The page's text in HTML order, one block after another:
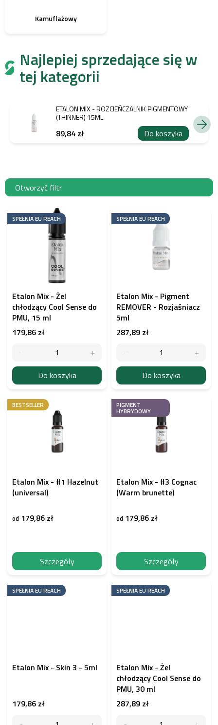
Kamuflażowy
Najlepiej sprzedające się w
tej kategorii
ETALON MIX - ROZCIEŃCZALNIK PIGMENTOWY
(THINNER) 15ML
89,84 zł Do koszyka
Otworzyć filtr
L
SPEŁNIA EU REACH
Etalon Mix - Żel
chłodzący Cool Sense do
PMU, 15 ml
179,86 zł
Do koszyka
SPEŁNIA EU REACH
Etalon Mix - Pigment
REMOVER - Rozjaśniacz
5ml
287,89 zł
Do koszyka
BESTSELLER
Etalon Mix - #1 Hazelnut
(universal)
od 179,86 zł
Szczegóły
PIGMENT
HYBRYDOWY
Etalon Mix - #3 Cognac
(Warm brunette)
od 179,86 zł
Szczegóły
SPEŁNIA EU REACH
Etalon Mix - Skin 3 - 5ml
179,86 zł
SPEŁNIA EU REACH
Etalon Mix - Żel
chłodzący Cool Sense do
PMU, 30 ml
287,89 zł